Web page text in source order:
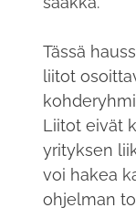
Tässä
liitot
Liitot eivät
yrityksen
voi hakea
ohjelman